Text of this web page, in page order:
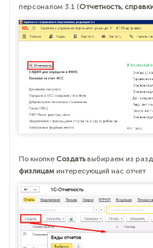
персоналом 3.1 (Отчетность,
По кнопке Создатьвыбираем из
физлицам интересующий нас отчет